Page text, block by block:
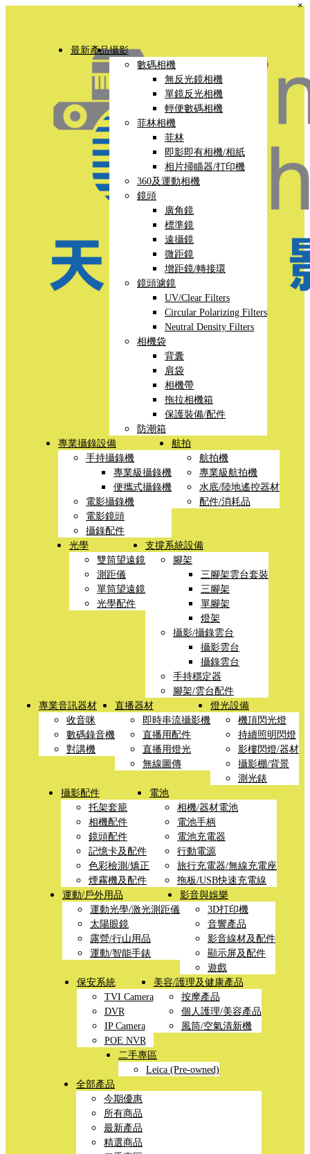
最新產品攝影
數碼相機
無反光鏡相機
單鏡反光相機
輕便數碼相機
菲林相機
菲林
即影即有相機/相紙
相片掃瞄器/打印機
360及運動相機
鏡頭
廣角鏡
標準鏡
遠攝鏡
微距鏡
增距鏡/轉接環
鏡頭濾鏡
UV/Clear Filters
Circular Polarizing Filters
Neutral Density Filters
相機袋
背囊
肩袋
相機帶
拖拉相機箱
保護裝備/配件
防潮箱
專業攝錄設備
手持攝錄機
專業級攝錄機
便攜式攝錄機
電影攝錄機
電影鏡頭
攝錄配件
航拍
航拍機
專業級航拍機
水底/陸地遙控器材
配件/消耗品
光學
雙筒望遠鏡
測距儀
單筒望遠鏡
光學配件
支撐系統設備
腳架
三腳架雲台套裝
三腳架
單腳架
燈架
攝影/攝錄雲台
攝影雲台
攝錄雲台
手持穩定器
腳架/雲台配件
專業音訊器材
收音咪
數碼錄音機
對講機
直播器材
即時串流攝影機
直播用配件
直播用燈光
無線圖傳
燈光設備
機頂閃光燈
持續照明閃燈
影樓閃燈/器材
攝影棚/背景
測光錶
攝影配件
托架套籠
相機配件
鏡頭配件
記憶卡及配件
色彩檢測/矯正
煙霧機及配件
電池
相機/器材電池
電池手柄
電池充電器
行動電源
旅行充電器/無線充電座
拖板/USB快速充電線
運動/戶外用品
運動光學/激光測距儀
太陽眼鏡
露營/行山用品
運動/智能手錶
影音與娛樂
3D打印機
音響產品
影音線材及配件
顯示屏及配件
遊戲
保安系統
TVI Camera
DVR
IP Camera
POE NVR
美容/護理及健康產品
按摩產品
個人護理/美容產品
風筒/空氣清新機
二手專區
Leica (Pre-owned)
全部產品
今期優惠
所有商品
最新產品
精選商品
×